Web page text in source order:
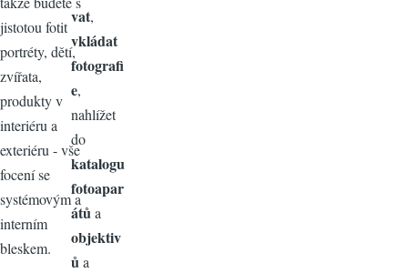
jistotou fotit
portréty, dětí,
zvířata,
produkty v
interiéru a
exteriéru - vše
focení se
systémovým a
interním
bleskem.
vat,
vkládat
fotografi
e,
nahlížet
do
katalogu
fotoapar
átů a
objektiv
ů a